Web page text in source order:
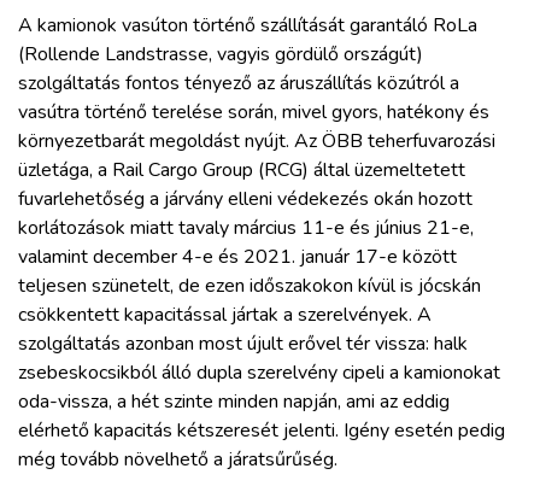
A kamionok vasúton történő szállítását garantáló RoLa
(Rollende Landstrasse, vagyis gördülő országút)
szolgáltatás fontos tényező az áruszállítás közútról a
vasútra történő terelése során, mivel gyors, hatékony és
környezetbarát megoldást nyújt. Az ÖBB teherfuvarozási
üzletága, a Rail Cargo Group (RCG) által üzemeltetett
fuvarlehetőség a járvány elleni védekezés okán hozott
korlátozások miatt tavaly március 11-e és június 21-e,
valamint december 4-e és 2021. január 17-e között
teljesen szünetelt, de ezen időszakokon kívül is jócskán
csökkentett kapacitással jártak a szerelvények. A
szolgáltatás azonban most újult erővel tér vissza: halk
zsebeskocsikból álló dupla szerelvény cipeli a kamionokat
oda-vissza, a hét szinte minden napján, ami az eddig
elérhető kapacitás kétszeresét jelenti. Igény esetén pedig
még tovább növelhető a járatsűrűség.